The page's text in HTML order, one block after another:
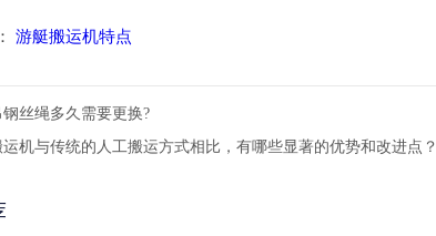
游艇搬运机特点
钢丝绳多久需要更换?
机与传统的人工搬运方式相比，有哪些显著的优势和改进点？